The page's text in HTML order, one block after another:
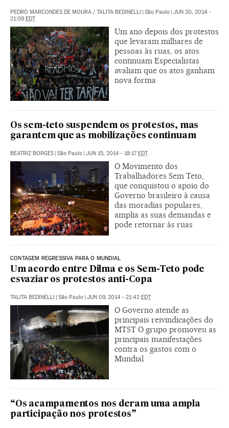
PEDRO MARCONDES DE MOURA / TALITA BEDINELLI São Paulo JUN 20, 2014 -
21:09 EDT
Um ano depois dos protestos
que levaram milhares de
pessoas às ruas, os atos
continuam Especialistas
avaliam que os atos ganham
nova forma
Os sem-teto suspendem os protestos, mas
garantem que as mobilizações continuam
BEATRIZ BORGES São Paulo JUN 15, 2014 - 18:17 EDT
O Movimento dos
Trabalhadores Sem Teto,
que conquistou o apoio do
Governo brasileiro à causa
das moradias populares,
amplia as suas demandas e
pode retornar às ruas
CONTAGEM REGRESSIVA PARA O MUNDIAL
Um acordo entre Dilma e os Sem-Teto pode
esvaziar os protestos anti-Copa
TALITA BEDINELLI São Paulo JUN 09, 2014 - 21:42 EDT
O Governo atende as
principais reivindicações do
MTST O grupo promoveu as
principais manifestações
contra os gastos com o
Mundial
“Os acampamentos nos deram uma ampla
participação nos protestos”